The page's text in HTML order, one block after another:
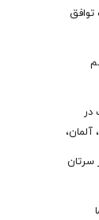
توافق
در
آلمان،
سرتان